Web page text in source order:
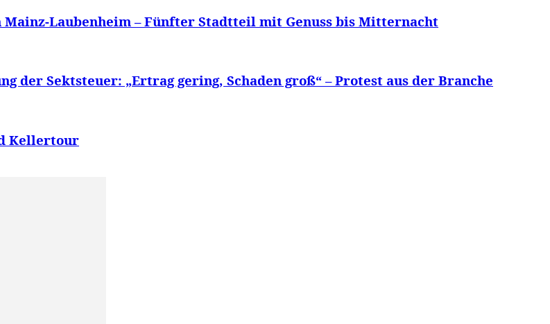
Laubenheim – Fünfter Stadtteil mit Genuss bis Mitternacht
Sektsteuer: „Ertrag gering, Schaden groß“ – Protest aus der Branche
Kellertour